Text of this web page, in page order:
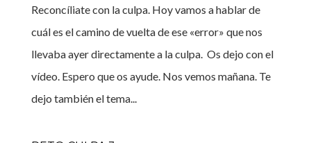
Reconcíliate con la culpa. Hoy vamos a hablar de
cuál es el camino de vuelta de ese «error» que nos
llevaba ayer directamente a la culpa. Os dejo con el
vídeo. Espero que os ayude. Nos vemos mañana. Te
dejo también el tema...